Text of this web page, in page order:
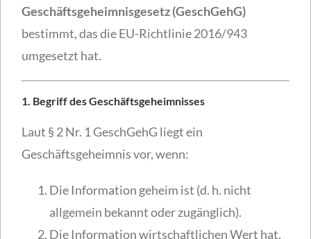
Geschäftsgeheimnisgesetz (GeschGehG)
bestimmt, das die EU-Richtlinie 2016/943
umgesetzt hat.
1. Begriff des Geschäftsgeheimnisses
Laut § 2 Nr. 1 GeschGehG liegt ein
Geschäftsgeheimnis vor, wenn:
Die Information geheim ist (d. h. nicht
allgemein bekannt oder zugänglich).
Die Information wirtschaftlichen Wert hat,